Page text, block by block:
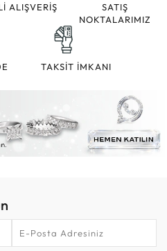
ALIŞVERİŞ
SATIŞ
NOKTALARIMIZ
TAKSİT İMKANI